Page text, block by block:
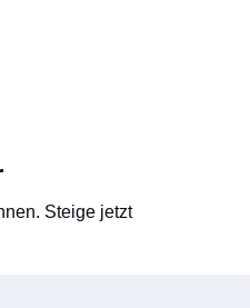
Steige jetzt